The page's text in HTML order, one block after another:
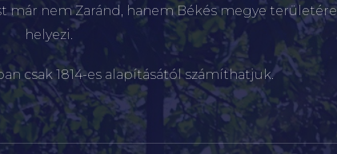
nem Zaránd, hanem Békés megye területére
helyezi.
csak 1814-es alapításától számíthatjuk.